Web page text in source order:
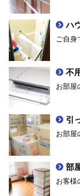
ハ
ご自身
不
お部屋
引
お部屋
部
お客様